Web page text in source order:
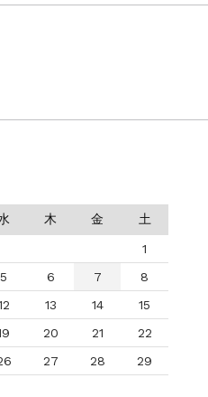
木 金 土
1
5 6 7
8
13 14
15
20 21
22
27 28
29